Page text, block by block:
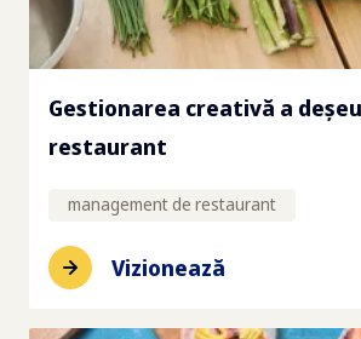
Gestionarea creativă a
restaurant
management de restaurant
Vizionează